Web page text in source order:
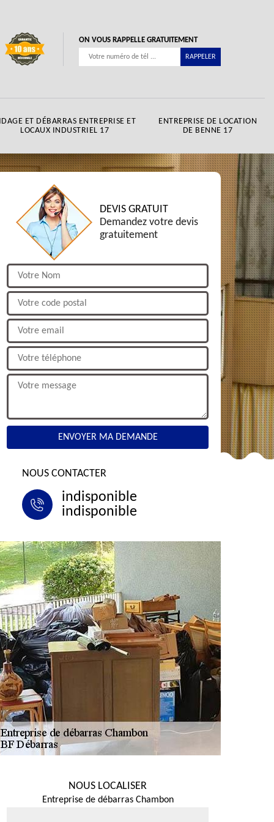
ON VOUS RAPPELLE GRATUITEMENT
ET DÉBARRAS ENTREPRISE ET
LOCAUX INDUSTRIEL 17
ENTREPRISE DE LOCATION
DE BENNE 17
DEVIS GRATUIT
Demandez votre devis
gratuitement
NOUS CONTACTER
indisponible
indisponible
NOUS LOCALISER
Entreprise de débarras Chambon